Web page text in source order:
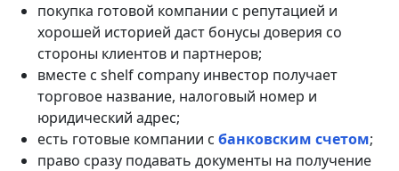
покупка готовой компании с репутацией и
хорошей историей даст бонусы доверия со
стороны клиентов и партнеров;
вместе с shelf company инвестор получает
торговое название, налоговый номер и
юридический адрес;
есть готовые компании с банковским счетом;
право сразу подавать документы на получение